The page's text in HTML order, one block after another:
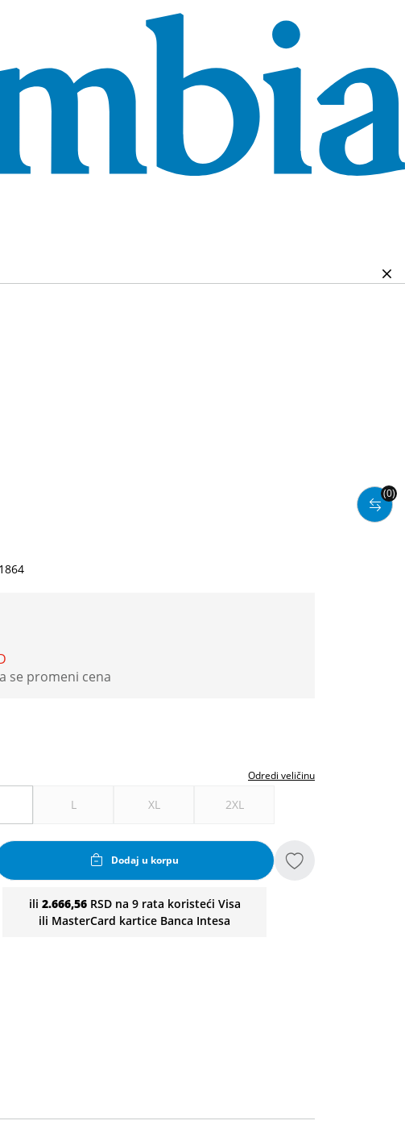
se promeni cena
Odredi veličinu
L XL 2XL
Dodaj u korpu
ili 2.666,56RSD na 9 rata koristeći Visa
ili MasterCard kartice Banca Intesa
(0)